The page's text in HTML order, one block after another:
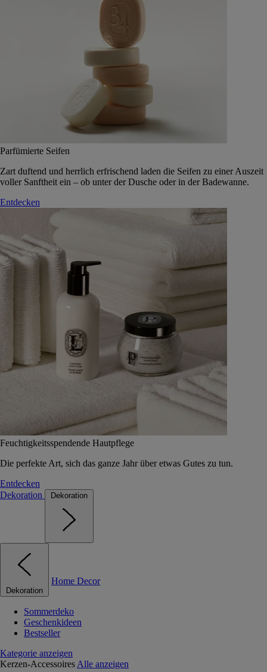
Parfümierte Seifen
Zart duftend und herrlich erfrischend laden die Seifen zu einer Auszeit
voller Sanftheit ein – ob unter der Dusche oder in der Badewanne.
Entdecken
Feuchtigkeitsspendende Hautpflege
Die perfekte Art, sich das ganze Jahr über etwas Gutes zu tun.
Entdecken
Dekoration
Dekoration
Dekoration
Home Decor
Sommerdeko
Geschenkideen
Bestseller
Kategorie anzeigen
Kerzen-Accessoires Alle anzeigen